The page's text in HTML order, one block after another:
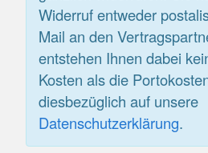
Widerruf entweder
Mail an den
entstehen Ihnen dabei
Kosten als die
diesbezüglich auf unsere
Datenschutzerklärung.